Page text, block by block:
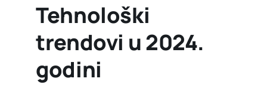
Tehnološki
trendovi u 2024.
godini